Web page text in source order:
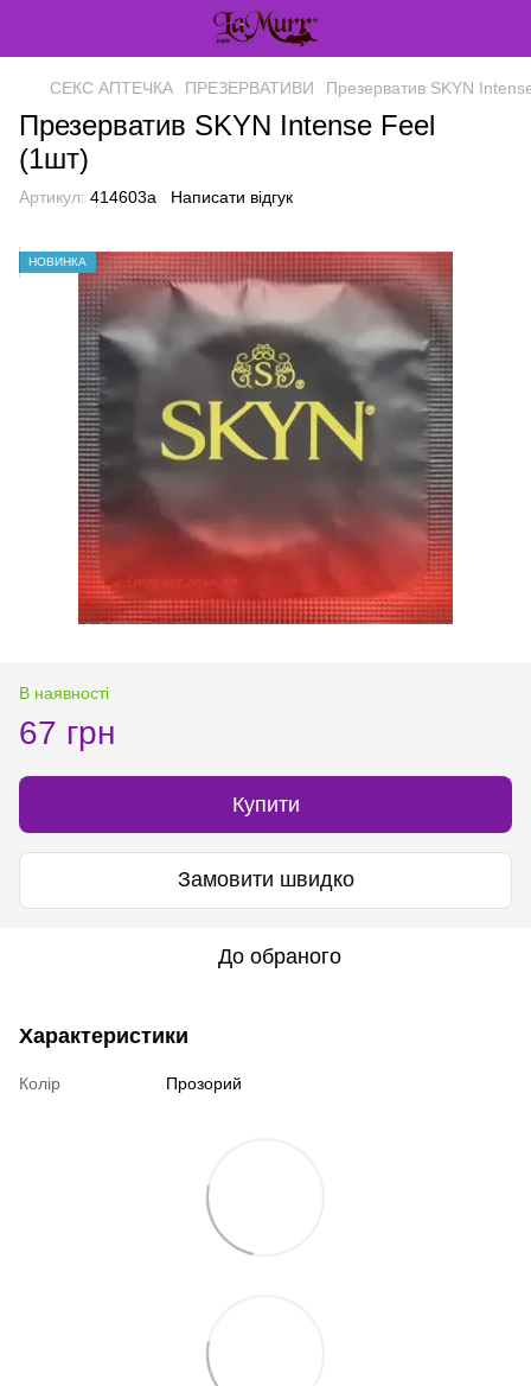
СЕКС АПТЕЧКА ПРЕЗЕРВАТИВИ Презерватив SKYN
Презерватив SKYN Intense Feel
(1шт)
Артикул: 414603a Написати відгук
НОВИНКА
В наявності
67 грн
Купити
Замовити швидко
До обраного
Характеристики
Колір Прозорий